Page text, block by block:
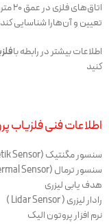
تعیین و آن‌هارا شناسایی
اطلاعات بیشتر در رابطه با
کنید
اطلاعات فنی فلزیاب
سنسور مگنتیک (Manyetik Sensor)
سنسور ترمال (Termal Sensor)
هدف یابی لیزری
رادار لیزری ( Lidar Sensor )
نرم افزار پروتون الیک